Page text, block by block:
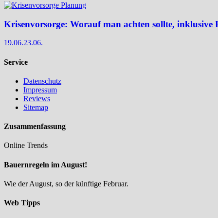
Krisenvorsorge: Worauf man achten sollte, inklusive
19.06.23.06.
Service
Datenschutz
Impressum
Reviews
Sitemap
Zusammenfassung
Online Trends
Bauernregeln im August!
Wie der August, so der künftige Februar.
Web Tipps